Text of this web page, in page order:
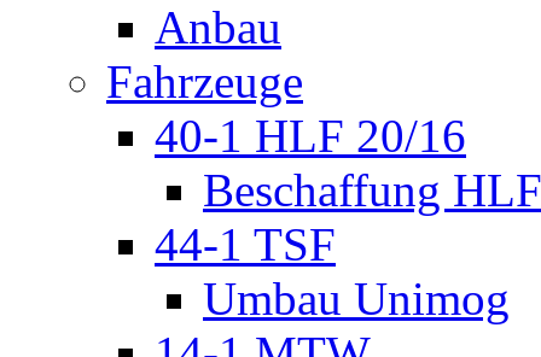
Anbau
Fahrzeuge
40-1 HLF 20/16
Beschaffung HLF
44-1 TSF
Umbau Unimog